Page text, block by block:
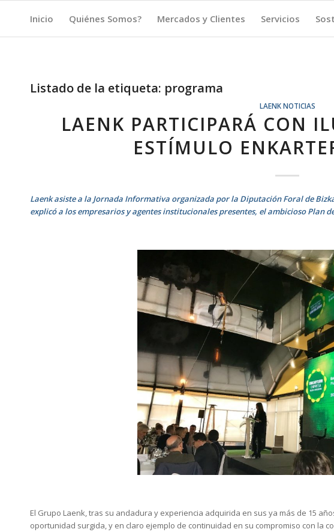
Inicio Quiénes Somos? Mercados y Clientes Servicios
Listado de la etiqueta: programa
LAENK NOTICIAS
LAENK PARTICIPARÁ CON
ESTÍMULO
Laenk asiste a la Jornada Informativa organizada por la Diputación Foral de
explicó a los empresarios y agentes institucionales presentes, el ambicioso Plan
El Grupo Laenk, tras su andadura y experiencia adquirida en sus ya más de 15
oportunidad surgida, y en claro ejemplo de continuidad en su compromiso con la